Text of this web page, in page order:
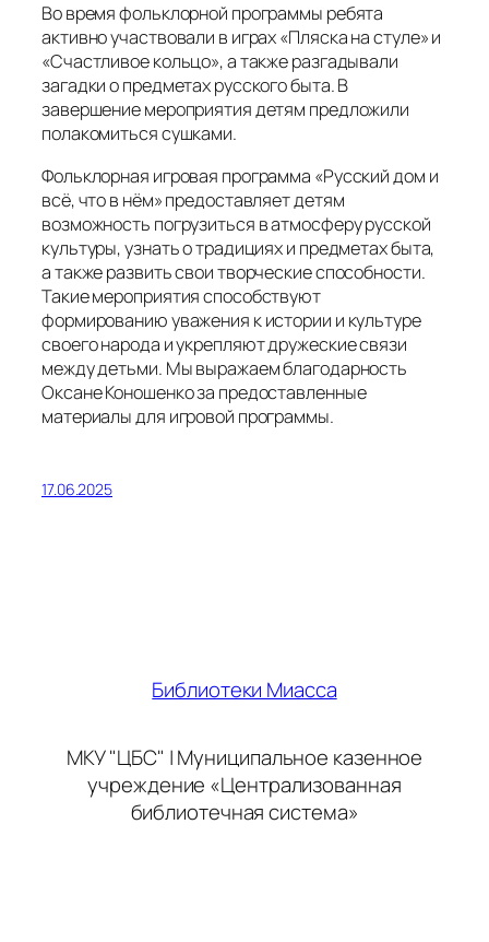
Во время фольклорной программы ребята
активно участвовали в играх «Пляска на стуле» и
«Счастливое кольцо», а также разгадывали
загадки о предметах русского быта. В
завершение мероприятия детям предложили
полакомиться сушками.
Фольклорная игровая программа «Русский дом и
всё, что в нём» предоставляет детям
возможность погрузиться в атмосферу русской
культуры, узнать о традициях и предметах быта,
а также развить свои творческие способности.
Такие мероприятия способствуют
формированию уважения к истории и культуре
своего народа и укрепляют дружеские связи
между детьми. Мы выражаем благодарность
Оксане Коношенко за предоставленные
материалы для игровой программы.
17.06.2025
Библиотеки Миасса
МКУ "ЦБС" | Муниципальное казенное
учреждение «Централизованная
библиотечная система»